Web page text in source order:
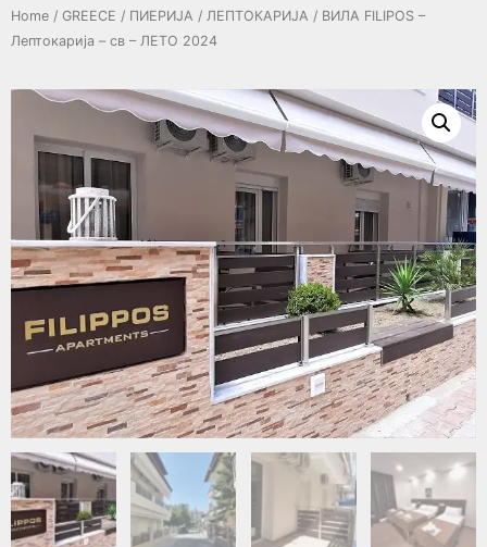
Home / GREECE / ПИЕРИЈА / ЛЕПТОКАРИЈА / ВИЛА FILIPOS –
Лептокарија – св – ЛЕТО 2024